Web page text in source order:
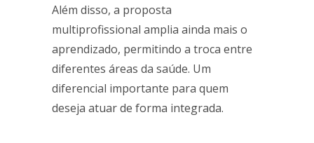
Além disso, a proposta
multiprofissional amplia ainda mais o
aprendizado, permitindo a troca entre
diferentes áreas da saúde. Um
diferencial importante para quem
deseja atuar de forma integrada.